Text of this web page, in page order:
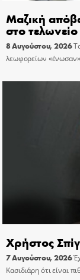
Μαζική
στο
8 Αυγούστου, 2026
λεωφορείων
Χρήστος
7 Αυγούστου, 2026
Κασιδιάρη ότι είναι